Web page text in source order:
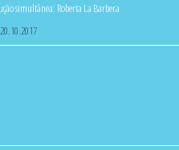
simultânea: Roberta La Barbera